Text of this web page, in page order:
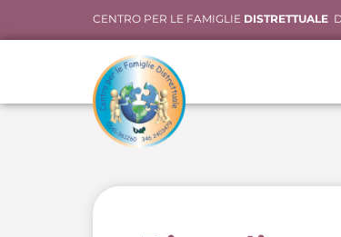
CENTRO PER LE FAMIGLIE DISTRETTUALE